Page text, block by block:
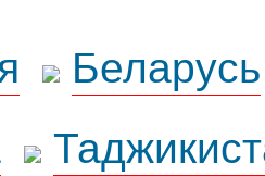
Беларусь